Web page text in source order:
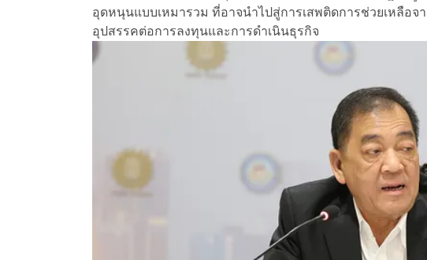
อุดหนุนแบบเหมารวม ที่อาจนำไปสู่การเสพติดการช่วยเหลือจ
อุปสรรคต่อการลงทุนและการดำเนินธุรกิจ